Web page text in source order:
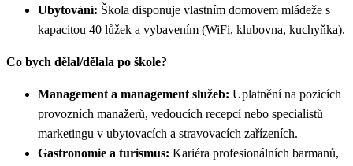
Ubytování: Škola disponuje vlastním domovem mládeže s
kapacitou 40 lůžek a vybavením (WiFi, klubovna, kuchyňka).
Co bych dělal/dělala po škole?
Management a management služeb: Uplatnění na pozicích
provozních manažerů, vedoucích recepcí nebo specialistů
marketingu v ubytovacích a stravovacích zařízeních.
Gastronomie a turismus: Kariéra profesionálních barmanů,